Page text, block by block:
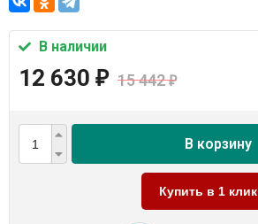
В наличии
12 630 ₽ 15 442₽
В корзину
Купить в 1 клик